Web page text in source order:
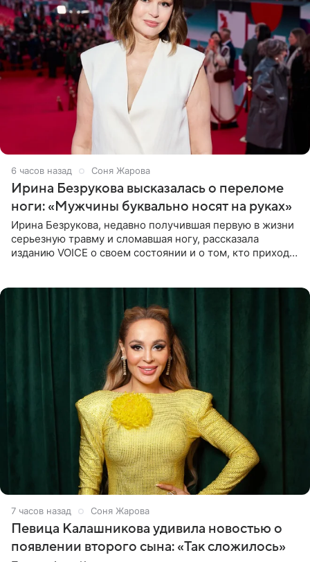
6 часов назад Соня Жарова
Ирина Безрукова высказалась о переломе
ноги: «Мужчины буквально носят на руках»
Ирина Безрукова, недавно получившая первую в жизни
серьезную травму и сломавшая ногу, рассказала
изданию VOICE о своем состоянии и о том, кто приходит
7 часов назад Соня Жарова
Певица Калашникова удивила новостью о
появлении второго сына: «Так сложилось»